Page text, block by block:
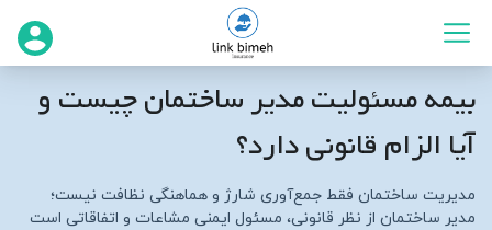
بیمه مسئولیت مدیر ساختمان چیست و
آیا الزام قانونی دارد؟
مدیریت ساختمان فقط جمع‌آوری شارژ و هماهنگی نظافت نیست؛
مدیر ساختمان از نظر قانونی، مسئول ایمنی مشاعات و اتفاقاتی است